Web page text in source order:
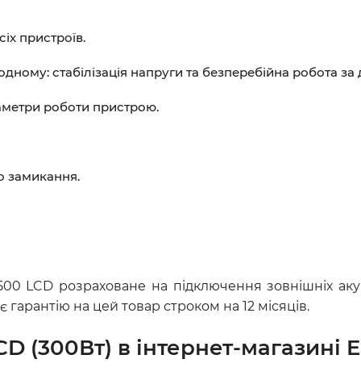
пристроїв.
стабілізація напруги та безперебійна робота за
роботи пристрою.
замикання.
LCD розраховане на підключення зовнішніх
на цей товар строком на 12 місяців.
(300Вт) в інтернет-магазині